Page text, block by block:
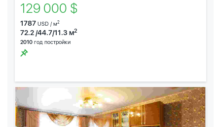
129 000 $
1787 USD / м2
72.2 /44.7/11.3 м2
2010 год постройки